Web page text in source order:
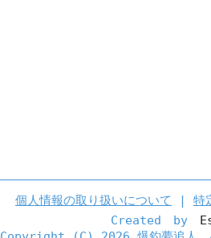
個人情報の取り扱いについて | 特
Created by